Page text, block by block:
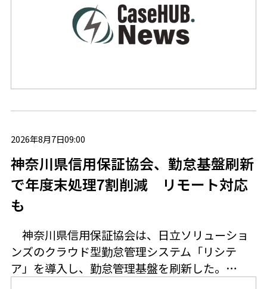
2026年8月7日09:00
神奈川県信用保証協会、勤怠基盤刷新
で年度末処理7割削減 リモート対応
も
神奈川県信用保証協会は、日立ソリューショ
ンズのクラウド型勤怠管理システム「リシテ
ア」を導入し、勤怠管理基盤を刷新した。…